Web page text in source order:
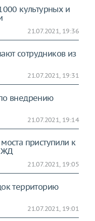
культурных и
21.07.2021, 19:36
сотрудников из
21.07.2021, 19:31
внедрению
21.07.2021, 19:14
приступили к
ЖД
21.07.2021, 19:05
территорию
21.07.2021, 19:01